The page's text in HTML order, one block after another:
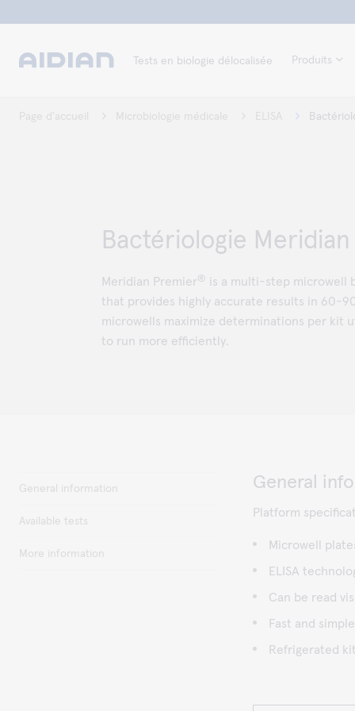
Tests en biologie délocalisée Produits
Page d'accueil Microbiologie médicale ELISA
Bactériologie Meridian
Meridian Premier® is a multi-step microwell
that provides highly accurate results in 60-
microwells maximize determinations per kit
to run more efficiently.
General information
Available tests
More information
General
Platform
Microwell
ELISA
Can be read
Fast and
Refrigerated